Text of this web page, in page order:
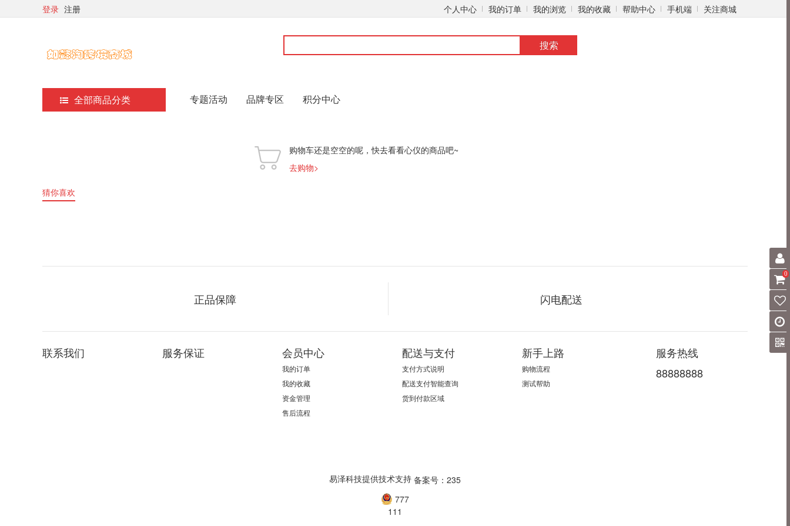
登录 注册 个人中心 我的订单 我的浏览 我的收藏 帮助中心 手机端
关注商城
pa真人网站 pa真人网站 pa真人网站 pa真人网站 pa真人网站 pa真人网站 pa真人网站 pa真人网站 pa真人网站 pa真人网站 pa真人网站 pa真人网站 pa真人网站
搜索
全部商品分类 专题活动 品牌专区 积分中心
购物车还是空空的呢，快去看看心仪的商品吧~
去购物>
猜你喜欢
正品保障 闪电配送
联系我们 服务保证 会员中心
我的订单
我的收藏
资金管理
售后流程
配送与支付
支付方式说明
配送支付智能查询
货到付款区域
新手上路
购物流程
测试帮助
服务热线
88888888
易泽科技提供技术支持 备案号：235
777
111
0